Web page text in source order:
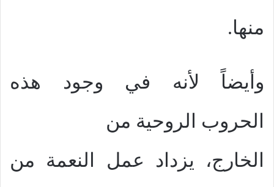
منها.
وأيضاً لأنه في وجود هذه
الحروب الروحية من
الخارج، يزداد عمل النعمة من